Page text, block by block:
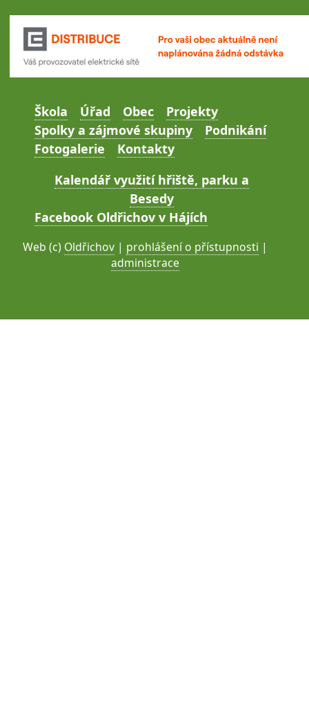
Škola Úřad Obec
Projekty
Spolky a zájmové skupiny
Podnikání
Fotogalerie
Kontakty
Kalendář využití hřiště, parku a
Besedy
Facebook Oldřichov v Hájích
Web (c) Oldřichov | prohlášení o přístupnosti |
administrace